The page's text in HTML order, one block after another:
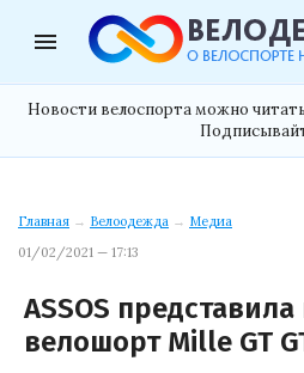
menu
Новости велоспорта можно
Главная → Велоодежда → Медиа
01/02/2021 — 17:13
ASSOS
велошорт Mille GT